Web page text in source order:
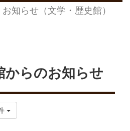
お知らせ（文学・歴史館）
からのお知らせ